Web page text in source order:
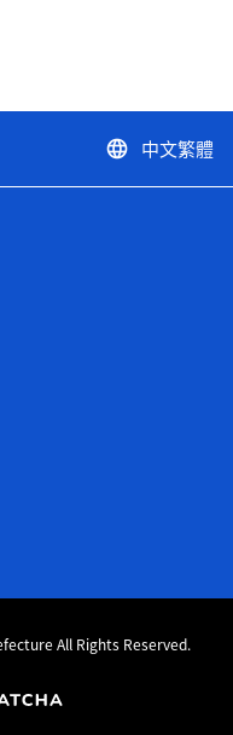
language 中文繁體
All Rights Reserved.